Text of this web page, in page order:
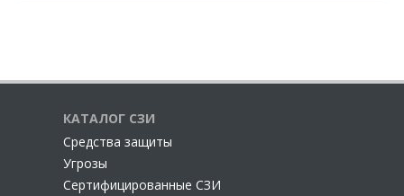
КАТАЛОГ СЗИ
Cредства защиты
Угрозы
Сертифицированные СЗИ